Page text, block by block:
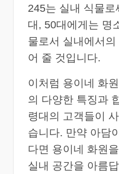
245는 실내 식물
대, 50대에게는 명
물로서 실내에서
어 줄 것입니다.
이처럼 용이네 화
의 다양한 특징과
령대의 고객들이
습니다. 만약 아담
다면 용이네 화원
실내 공간을 아름